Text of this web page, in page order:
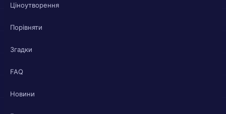
Ціноутворення
Порівняти
Згадки
FAQ
Новини